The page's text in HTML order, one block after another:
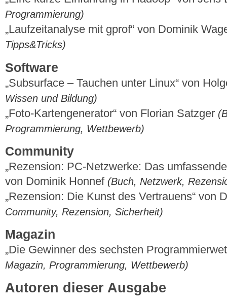
Programmierung)
„Laufzeitanalyse mit gprof“ von Dominik
Tipps&Tricks)
Software
„Subsurface – Tauchen unter Linux“ von
Wissen und Bildung)
„Foto-Kartengenerator“ von Florian Satzger
Programmierung, Wettbewerb)
Community
„Rezension: PC-Netzwerke: Das
von Dominik Honnef (Buch, Netzwerk,
„Rezension: Die Kunst des Vertrauens“ von
Community, Rezension, Sicherheit)
Magazin
„Die Gewinner des sechsten
Magazin, Programmierung, Wettbewerb)
Autoren dieser Ausgabe